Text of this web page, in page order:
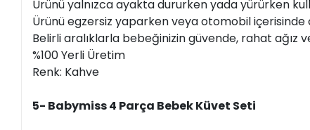
Ürünü yalnızca ayakta dururken yada yürürken
Ürünü egzersiz yaparken veya otomobil içerisinde
Belirli aralıklarla bebeğinizin güvende, rahat ağız
%100 Yerli Üretim
Renk: Kahve
5- Babymiss 4 Parça Bebek Küvet Seti